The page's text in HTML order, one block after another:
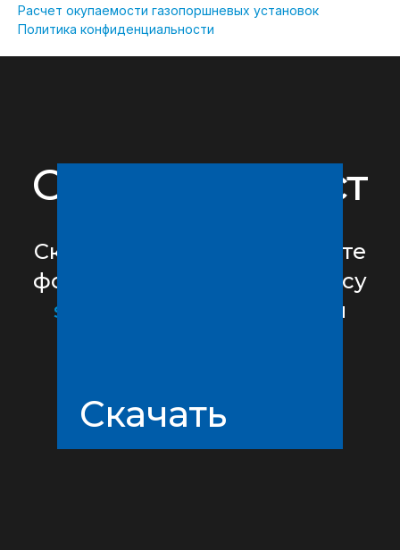
Расчет окупаемости газопоршневых установок
Политика конфиденциальности
Опросный лист
Скачайте образец, заполните
форму и отправьте по адресу
sales@sptrd.ru
. В ответ мы
Скачать
Скачать